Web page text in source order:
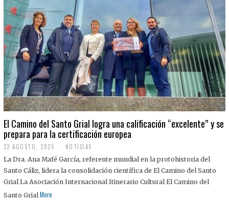
El Camino del Santo Grial logra una calificación “excelente” y se
prepara para la certificación europea
22 AGOSTO, 2025
2
A
G
O
S
NOTICIAS
La Dra. Ana Mafé García, referente mundial en la protohistoria del
Santo Cáliz, lidera la consolidación científica de El Camino del Santo
Grial La Asociación Internacional Itinerario Cultural El Camino del
Santo Grial More